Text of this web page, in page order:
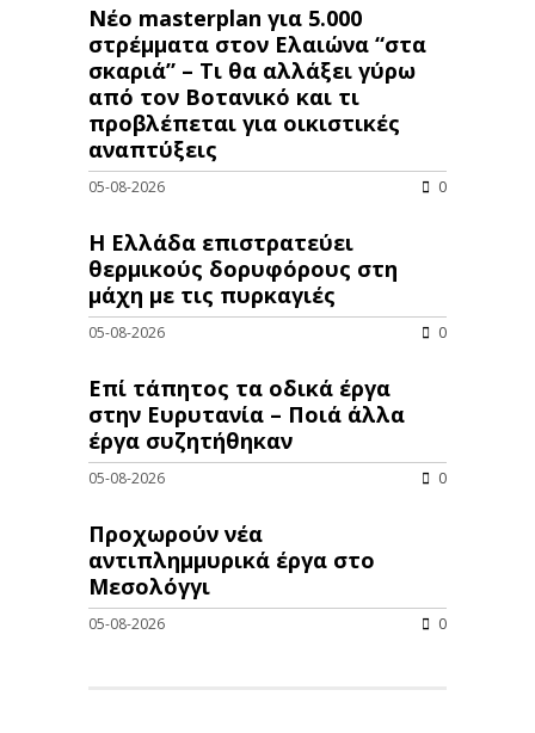
Νέο masterplan για 5.000
στρέμματα στον Ελαιώνα “στα
σκαριά” – Τι θα αλλάξει γύρω
από τον Βοτανικό και τι
προβλέπεται για οικιστικές
αναπτύξεις
05-08-2026 0
Η Ελλάδα επιστρατεύει
θερμικούς δορυφόρους στη
μάχη με τις πυρκαγιές
05-08-2026 0
Επί τάπητος τα οδικά έργα
στην Ευρυτανία – Ποιά άλλα
έργα συζητήθηκαν
05-08-2026 0
Προχωρούν νέα
αντιπλημμυρικά έργα στο
Μεσολόγγι
05-08-2026 0